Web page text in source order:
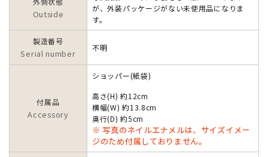
Outside
が、外装パッケージがない未使用品になりま
す。
製造番号
Serial number
不明
付属品
Accessory
ショッパー(紙袋)
高さ(H) 約12cm
横幅(W) 約13.8cm
奥行(D) 約5cm
※ 写真のネイルエナメルは、サイズイメー
ジのため付属しておりません。